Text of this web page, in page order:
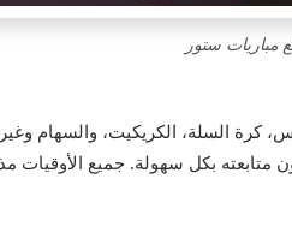
متابعته بكل سهولة. جميع الأوقيات